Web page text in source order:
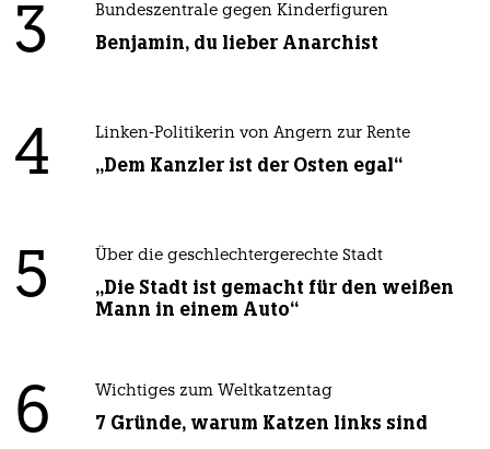
3 Bundeszentrale gegen Kinderfiguren
Benjamin, du lieber Anarchist
4 Linken-Politikerin von Angern zur Rente
„Dem Kanzler ist der Osten egal“
5 Über die geschlechtergerechte Stadt
„Die Stadt ist gemacht für den weißen
Mann in einem Auto“
6 Wichtiges zum Weltkatzentag
7 Gründe, warum Katzen links sind